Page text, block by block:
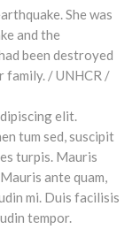
elit.
tum sed, suscipit
turpis. Mauris
ante quam,
mi. Duis facilisis
tempor.